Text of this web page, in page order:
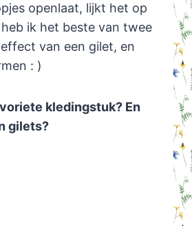
openlaat, lijkt het op
ik het beste van twee
van een gilet, en
: )
kledingstuk? En
gilets?